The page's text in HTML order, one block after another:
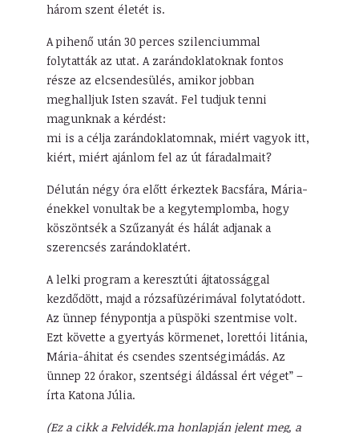
három szent életét is.
A pihenő után 30 perces szilenciummal
folytatták az utat. A zarándoklatoknak fontos
része az elcsendesülés, amikor jobban
meghalljuk Isten szavát. Fel tudjuk tenni
magunknak a kérdést:
mi is a célja zarándoklatomnak, miért vagyok itt,
kiért, miért ajánlom fel az út fáradalmait?
Délután négy óra előtt érkeztek Bacsfára, Mária-
énekkel vonultak be a kegytemplomba, hogy
köszöntsék a Szűzanyát és hálát adjanak a
szerencsés zarándoklatért.
A lelki program a keresztúti ájtatossággal
kezdődött, majd a rózsafüzérimával folytatódott.
Az ünnep fénypontja a püspöki szentmise volt.
Ezt követte a gyertyás körmenet, lorettói litánia,
Mária-áhitat és csendes szentségimádás. Az
ünnep 22 órakor, szentségi áldással ért véget” –
írta Katona Júlia.
(Ez a cikk a Felvidék.ma honlapján jelent meg, a